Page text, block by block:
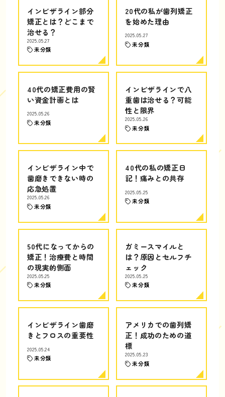
インビザライン部分
矯正とは？どこまで
治せる？
2025.05.27
未分類
20代の私が歯列矯正
を始めた理由
2025.05.27
未分類
40代の矯正費用の賢
い資金計画とは
2025.05.26
未分類
インビザラインで八
重歯は治せる？可能
性と限界
2025.05.26
未分類
インビザライン中で
歯磨きできない時の
応急処置
2025.05.26
未分類
40代の私の矯正日
記！痛みとの共存
2025.05.25
未分類
50代になってからの
矯正！治療費と時間
の現実的側面
2025.05.25
未分類
ガミースマイルと
は？原因とセルフチ
ェック
2025.05.25
未分類
インビザライン歯磨
きとフロスの重要性
2025.05.24
未分類
アメリカでの歯列矯
正！成功のための道
標
2025.05.23
未分類